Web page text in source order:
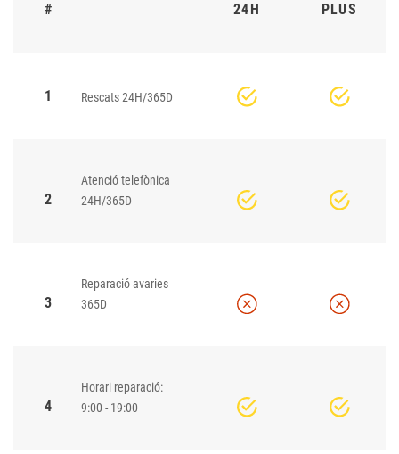
#
24H
PLUS
1 Rescats 24H/365D
2
Atenció telefònica
24H/365D
3
Reparació avaries
365D
4
Horari reparació:
9:00 - 19:00